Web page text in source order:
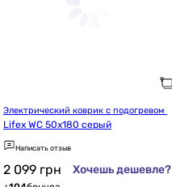
Lifex WC 50x180 серый
Написать отзыв
2 099 грн Хочешь дешевле?